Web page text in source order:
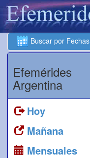
Buscar por Fechas
Efemérides
Argentina
Hoy
Mañana
Mensuales